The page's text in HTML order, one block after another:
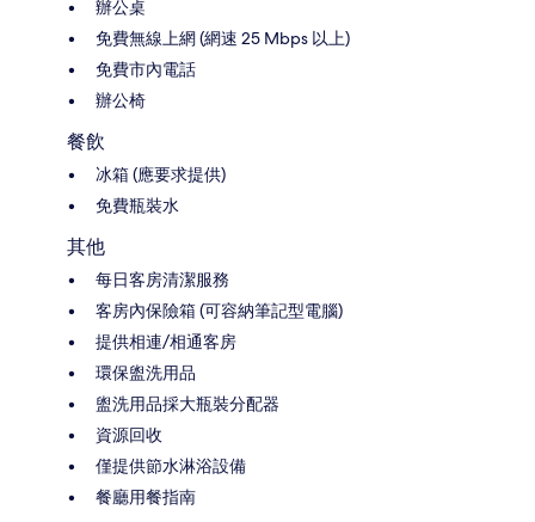
辦公桌
免費無線上網 (網速 25 Mbps 以上)
免費市內電話
辦公椅
餐飲
冰箱 (應要求提供)
免費瓶裝水
其他
每日客房清潔服務
客房內保險箱 (可容納筆記型電腦)
提供相連/相通客房
環保盥洗用品
盥洗用品採大瓶裝分配器
資源回收
僅提供節水淋浴設備
餐廳用餐指南